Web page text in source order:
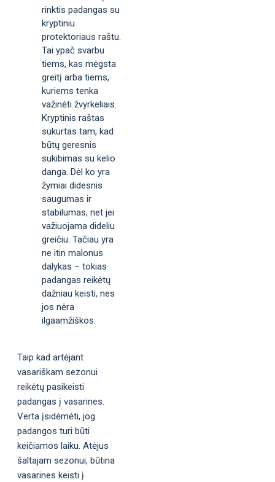
rinktis padangas su
kryptiniu
protektoriaus raštu.
Tai ypač svarbu
tiems, kas mėgsta
greitį arba tiems,
kuriems tenka
važinėti žvyrkeliais.
Kryptinis raštas
sukurtas tam, kad
būtų geresnis
sukibimas su kelio
danga. Dėl ko yra
žymiai didesnis
saugumas ir
stabilumas, net jei
važiuojama dideliu
greičiu. Tačiau yra
ne itin malonus
dalykas – tokias
padangas reikėtų
dažniau keisti, nes
jos nėra
ilgaamžiškos.
Taip kad artėjant
vasariškam sezonui
reikėtų pasikeisti
padangas į vasarines.
Verta įsidėmėti, jog
padangos turi būti
keičiamos laiku. Atėjus
šaltajam sezonui, būtina
vasarines keisti į